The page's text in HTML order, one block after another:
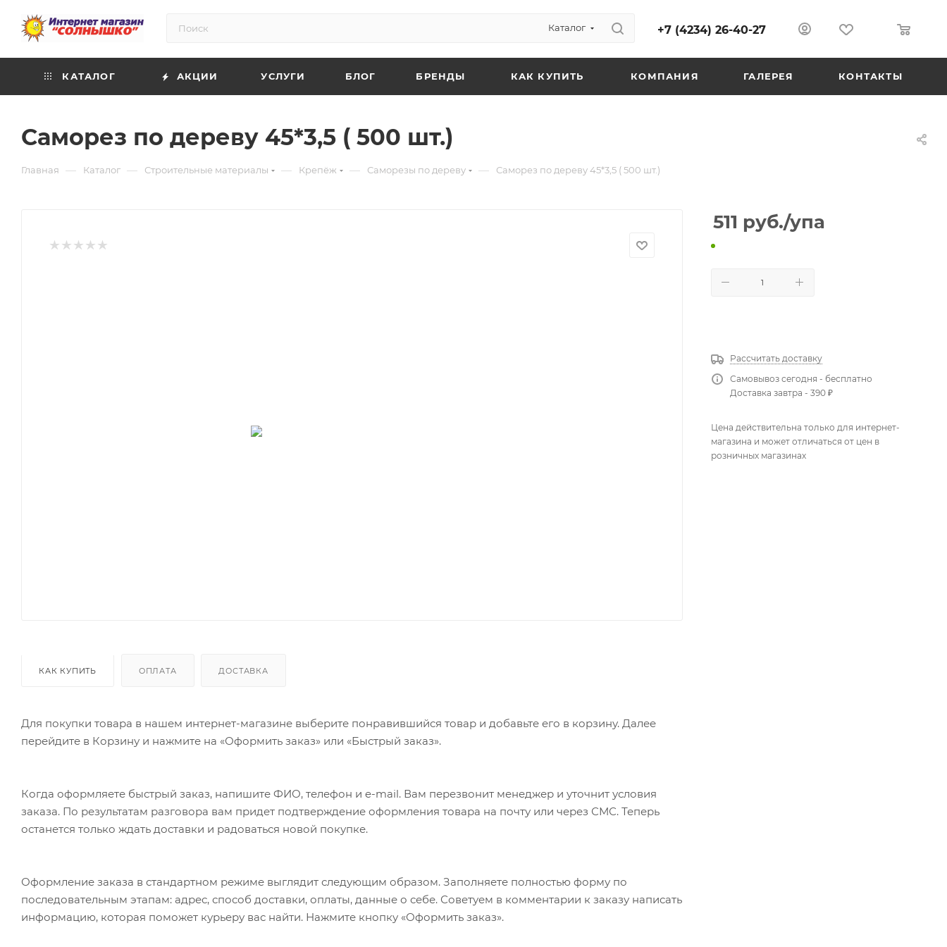
Каталог +7 (4234) 26-40-27
КАТАЛОГ АКЦИИ УСЛУГИ БЛОГ БРЕНДЫ КАК КУПИТЬ КОМПАНИЯ ГАЛЕРЕЯ КОНТАКТЫ
Саморез по дереву 45*3,5 ( 500 шт.)
Главная — Каталог — Строительные материалы — Крепёж — Саморезы по дереву — Саморез по дереву 45*3,5 ( 500 шт.)
КАК КУПИТЬ ОПЛАТА ДОСТАВКА
Для покупки товара в нашем интернет-магазине выберите понравившийся товар и добавьте его в корзину. Далее
перейдите в Корзину и нажмите на «Оформить заказ» или «Быстрый заказ».
Когда оформляете быстрый заказ, напишите ФИО, телефон и e-mail. Вам перезвонит менеджер и уточнит условия
заказа. По результатам разговора вам придет подтверждение оформления товара на почту или через СМС. Теперь
останется только ждать доставки и радоваться новой покупке.
Оформление заказа в стандартном режиме выглядит следующим образом. Заполняете полностью форму по
последовательным этапам: адрес, способ доставки, оплаты, данные о себе. Советуем в комментарии к заказу написать
информацию, которая поможет курьеру вас найти. Нажмите кнопку «Оформить заказ».
511 руб./упа
Рассчитать доставку
Самовывоз сегодня - бесплатно
Доставка завтра - 390 ₽
Цена действительна только для интернет-
магазина и может отличаться от цен в
розничных магазинах